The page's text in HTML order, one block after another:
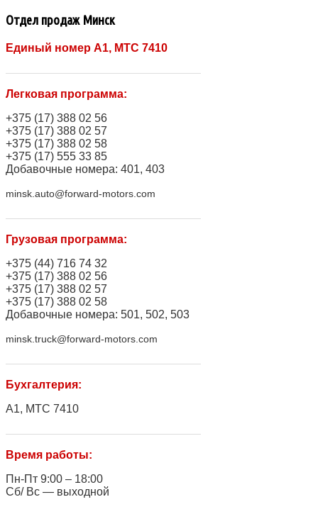
Отдел продаж Минск
Единый номер A1, МТС 7410
Легковая программа:
+375 (17) 388 02 56
+375 (17) 388 02 57
+375 (17) 388 02 58
+375 (17) 555 33 85
Добавочные номера: 401, 403
minsk.auto@forward-motors.com
Грузовая программа:
+375 (44) 716 74 32
+375 (17) 388 02 56
+375 (17) 388 02 57
+375 (17) 388 02 58
Добавочные номера: 501, 502, 503
minsk.truck@forward-motors.com
Бухгалтерия:
A1, МТС 7410
Время работы:
Пн-Пт 9:00 – 18:00
Сб/ Вс — выходной